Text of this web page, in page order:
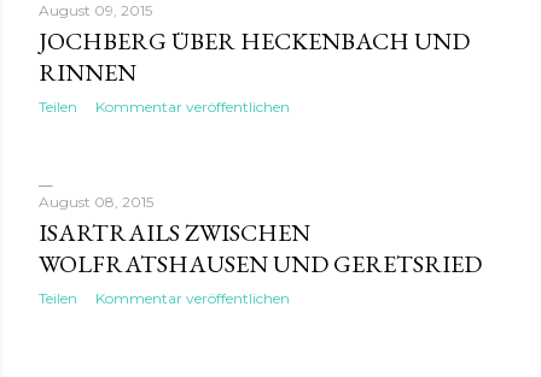
August 09, 2015
JOCHBERG ÜBER HECKENBACH UND
RINNEN
Teilen Kommentar veröffentlichen
August 08, 2015
ISARTRAILS ZWISCHEN
WOLFRATSHAUSEN UND GERETSRIED
Teilen Kommentar veröffentlichen